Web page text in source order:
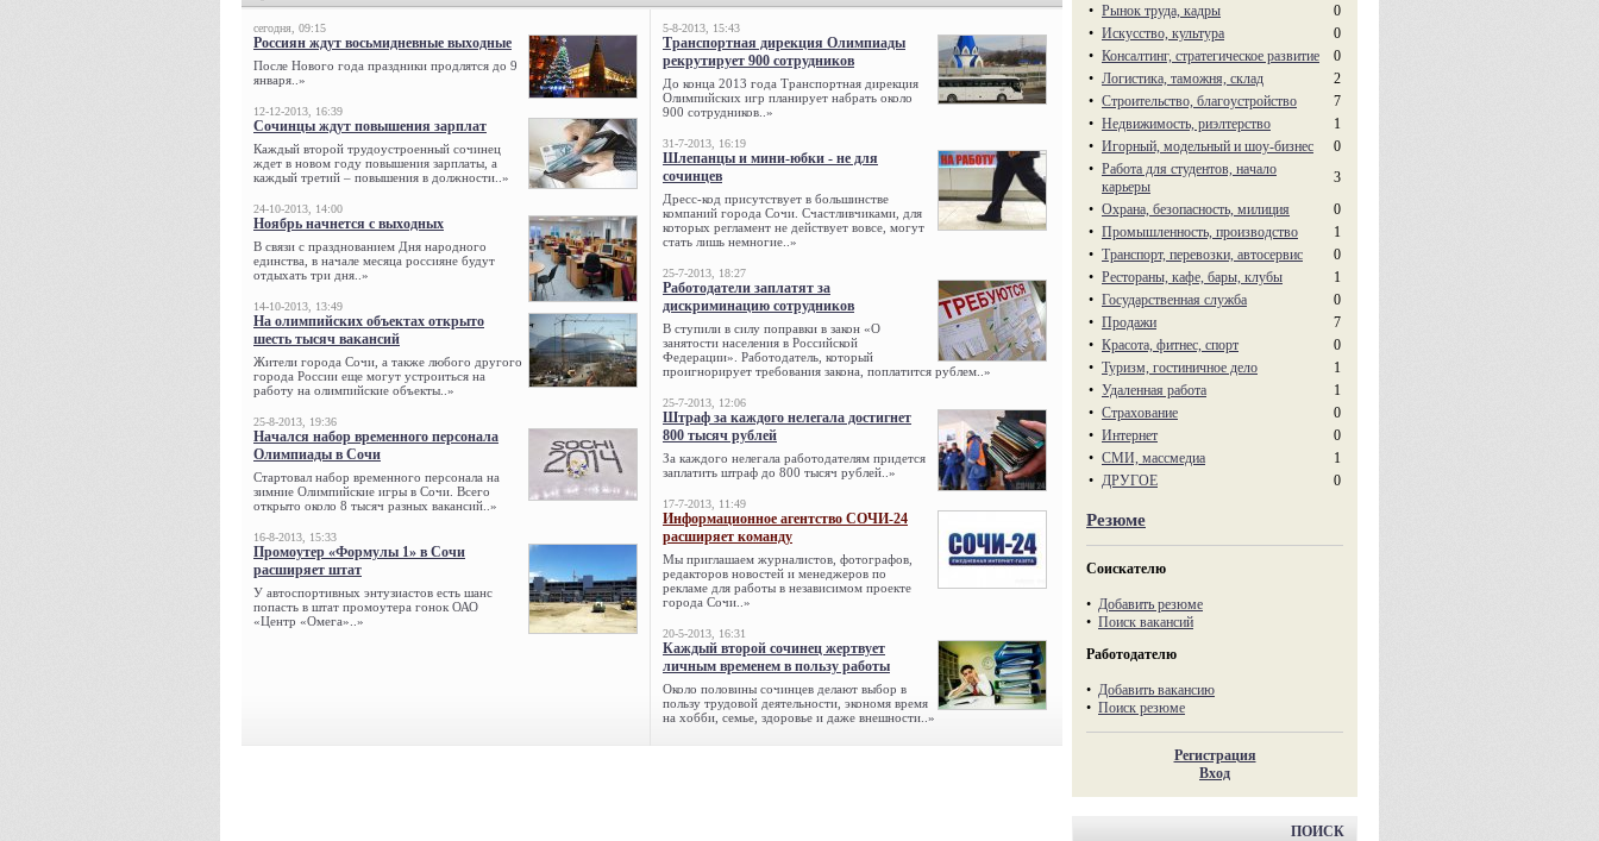
сегодня, 09:15
Россиян ждут восьмидневные выходные
После Нового года праздники продлятся до 9
января..»
12-12-2013, 16:39
Сочинцы ждут повышения зарплат
Каждый второй трудоустроенный сочинец
ждет в новом году повышения зарплаты, а
каждый третий – повышения в должности..»
24-10-2013, 14:00
Ноябрь начнется с выходных
В связи с празднованием Дня народного
единства, в начале месяца россияне будут
отдыхать три дня..»
14-10-2013, 13:49
На олимпийских объектах открыто
шесть тысяч вакансий
Жители города Сочи, а также любого другого
города России еще могут устроиться на
работу на олимпийские объекты..»
25-8-2013, 19:36
Начался набор временного персонала
Олимпиады в Сочи
Стартовал набор временного персонала на
зимние Олимпийские игры в Сочи. Всего
открыто около 8 тысяч разных вакансий..»
16-8-2013, 15:33
Промоутер «Формулы 1» в Сочи
расширяет штат
У автоспортивных энтузиастов есть шанс
попасть в штат промоутера гонок ОАО
«Центр «Омега»..»
5-8-2013, 15:43
Транспортная дирекция Олимпиады
рекрутирует 900 сотрудников
До конца 2013 года Транспортная дирекция
Олимпийских игр планирует набрать около
900 сотрудников..»
31-7-2013, 16:19
Шлепанцы и мини-юбки - не для
сочинцев
Дресс-код присутствует в большинстве
компаний города Сочи. Счастливчиками, для
которых регламент не действует вовсе, могут
стать лишь немногие..»
25-7-2013, 18:27
Работодатели заплатят за
дискриминацию сотрудников
В ступили в силу поправки в закон «О
занятости населения в Российской
Федерации». Работодатель, который
проигнорирует требования закона, поплатится рублем..»
25-7-2013, 12:06
Штраф за каждого нелегала достигнет
800 тысяч рублей
За каждого нелегала работодателям придется
заплатить штраф до 800 тысяч рублей..»
17-7-2013, 11:49
Информационное агентство СОЧИ-24
расширяет команду
Мы приглашаем журналистов, фотографов,
редакторов новостей и менеджеров по
рекламе для работы в независимом проекте
города Сочи..»
20-5-2013, 16:31
Каждый второй сочинец жертвует
личным временем в пользу работы
Около половины сочинцев делают выбор в
пользу трудовой деятельности, экономя время
на хобби, семье, здоровье и даже внешности..»
• Рынок труда, кадры
0
• Искусство, культура
0
• Консалтинг, стратегическое развитие
0
• Логистика, таможня, склад
2
• Строительство, благоустройство
7
• Недвижимость, риэлтeрство
1
• Игорный, модельный и шоу-бизнес
0
• Работа для студентов, начало
карьеры
3
• Охрана, безопасность, милиция
0
• Промышленность, производство
1
• Транспорт, перевозки, автосервис
0
• Рестораны, кафе, бары, клубы
1
• Государственная служба
0
• Продажи
7
• Красота, фитнес, спорт
0
• Туризм, гостиничное дело
1
• Удаленная работа
1
• Страхование
0
• Интернет
0
• СМИ, массмедиа
1
• ДРУГОЕ 0
Резюме
Соискателю
• Добавить резюме
• Поиск вакансий
Работодателю
• Добавить вакансию
• Поиск резюме
Регистрация
Вход
ПОИСК